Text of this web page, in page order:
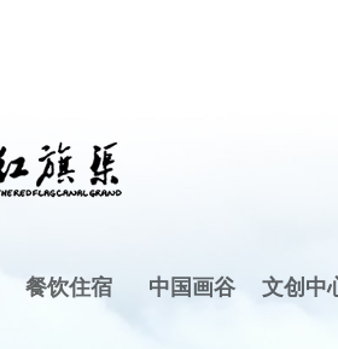
餐饮住宿 中国画谷 文创中